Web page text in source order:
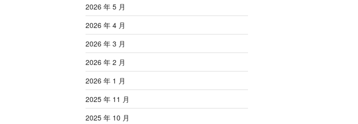
2026 年 5 月
2026 年 4 月
2026 年 3 月
2026 年 2 月
2026 年 1 月
2025 年 11 月
2025 年 10 月